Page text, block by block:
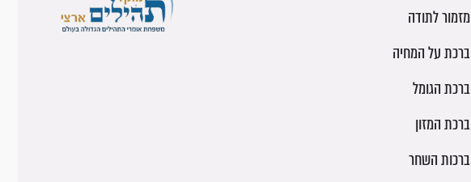
מזמור לתודה
ברכת על המחיה
ברכת הגומל
ברכת המזון
ברכות השחר